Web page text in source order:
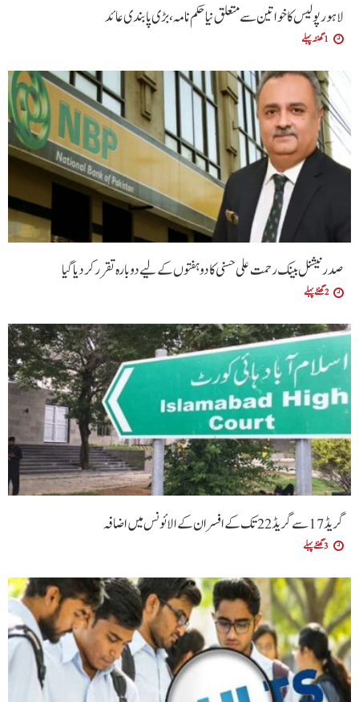
لاہور پولیس کا خواتین سے متعلق نیا حکم نامہ ،بڑی پابندی عائد
1 گھنٹہ پہلے
صدر نیشنل بینک رحمت علی حسنی کا دو ہفتوں کے لیے دوبارہ تقرر کر دیا گیا
2 گھنٹے پہلے
گریڈ 17 سے گریڈ 22 تک کے افسران کے الائونس میں اضافہ
3 گھنٹے پہلے